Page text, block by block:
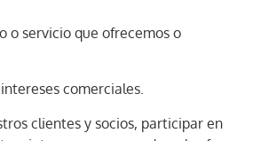
o servicio que ofrecemos o
comerciales.
clientes y socios, participar en